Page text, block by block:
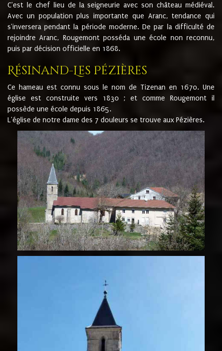
C'est le chef lieu de la seigneurie avec son château médiéval.
Avec un population plus importante que Aranc, tendance qui
s'inversera pendant la période moderne. De par la difficulté de
rejoindre Aranc, Rougemont posséda une école non reconnu,
puis par décision officielle en 1868.
Résinand-Les Pézières
Ce hameau est connu sous le nom de Tizenan en 1670. Une
église est construite vers 1830 ; et comme Rougemont il
possède une école depuis 1865.
L'église de notre dame des 7 douleurs se trouve aux Pézières.